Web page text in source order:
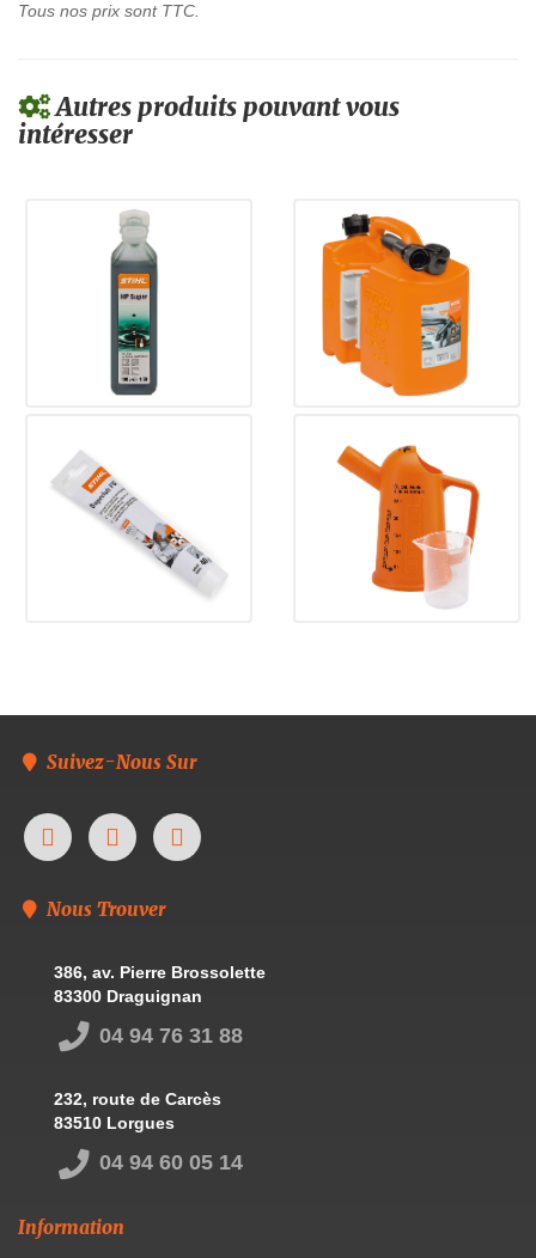
Tous nos prix sont TTC.
Autres produits pouvant vous
intéresser
Suivez-Nous Sur
Nous Trouver
386, av. Pierre Brossolette
83300 Draguignan
04 94 76 31 88
232, route de Carcès
83510 Lorgues
04 94 60 05 14
Information